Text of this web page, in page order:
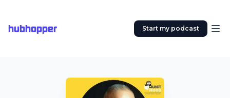
hubhopper Start my podcast